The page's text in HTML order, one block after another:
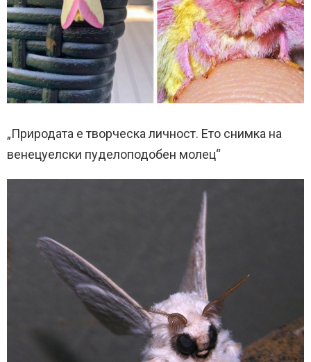
„Природата е творческа личност. Ето снимка на
венецуелски пуделоподобен молец“